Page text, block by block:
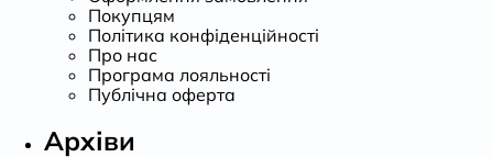
Покупцям
Політика конфіденційності
Про нас
Програма лояльності
Публічна оферта
Архіви